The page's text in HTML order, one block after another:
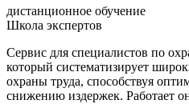
дистанционное обучение
Школа экспертов
Сервис для специалистов по
который систематизирует
охраны труда, способствуя
снижению издержек. Работает